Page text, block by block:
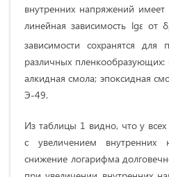
внутренних напряжений
линейная зависимость lgɛ от δ
зависимости сохранятся
различных
алкидная смола; эпоксидная
Э-49.
Из таблицы 1 видно, что у
с увеличением внутренних
снижение логарифма